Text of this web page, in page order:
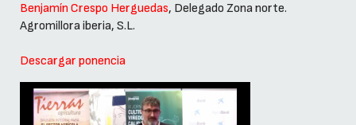
Benjamín Crespo Herguedas, Delegado Zona norte.
Agromillora iberia, S.L.
Descargar ponencia